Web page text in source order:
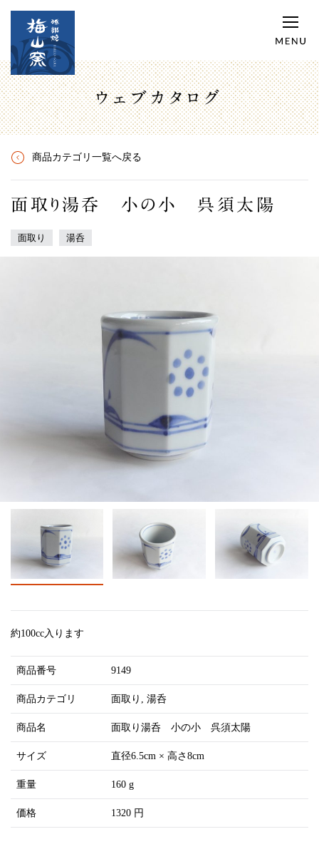
ウェブカタログ
商品カテゴリ一覧へ戻る
面取り湯呑 小の小 呉須太陽
面取り 湯呑
約100cc入ります
商品番号 9149
商品カテゴリ 面取り 湯呑
商品名 面取り湯呑 小の小 呉須太陽
サイズ 直径6.5cm × 高さ8cm
重量 160 g
価格 1320 円